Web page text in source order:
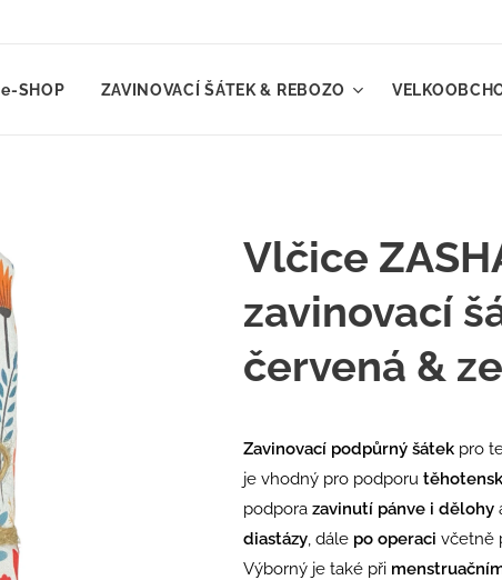
e-SHOP ZAVINOVACÍ ŠÁTEK & REBOZO
Vlčice
zavinovací
červená &
Zavinovací podpůrný šátek pro
je vhodný pro podporu
podpora zavinutí pánve i dělohy
diastázy, dále po operaci včetně
Výborný je také při